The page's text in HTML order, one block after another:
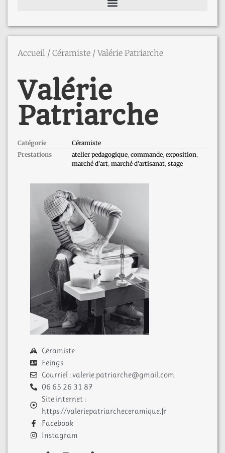
Accueil / Céramiste / Valérie Patriarche
Valérie
Patriarche
Catégorie
Céramiste
Prestations
atelier pedagogique, commande, exposition,
marché d'art, marché d'artisanat, stage
Céramiste
Feings
Courriel : valerie.patriarche@gmail.com
06 65 26 31 87
Site internet :
https://valeriepatriarcheceramique.fr
Facebook
Instagram